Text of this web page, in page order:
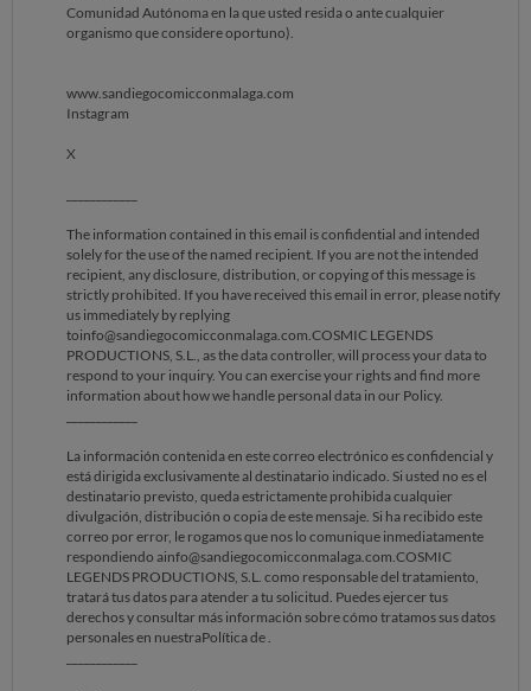
Comunidad Autónoma en la que usted resida o ante cualquier
organismo que considere oportuno).
www.sandiegocomicconmalaga.com
Instagram
X
The information contained in this email is confidential and intended
solely for the use of the named recipient. If you are not the intended
recipient, any disclosure, distribution, or copying of this message is
strictly prohibited. If you have received this email in error, please notify
us immediately by replying
toinfo@sandiegocomicconmalaga.com.COSMIC LEGENDS
PRODUCTIONS, S.L., as the data controller, will process your data to
respond to your inquiry. You can exercise your rights and find more
information about how we handle personal data in our Policy.
La información contenida en este correo electrónico es confidencial y
está dirigida exclusivamente al destinatario indicado. Si usted no es el
destinatario previsto, queda estrictamente prohibida cualquier
divulgación, distribución o copia de este mensaje. Si ha recibido este
correo por error, le rogamos que nos lo comunique inmediatamente
respondiendo ainfo@sandiegocomicconmalaga.com.COSMIC
LEGENDS PRODUCTIONS, S.L. como responsable del tratamiento,
tratará tus datos para atender a tu solicitud. Puedes ejercer tus
derechos y consultar más información sobre cómo tratamos sus datos
personales en nuestraPolítica de .